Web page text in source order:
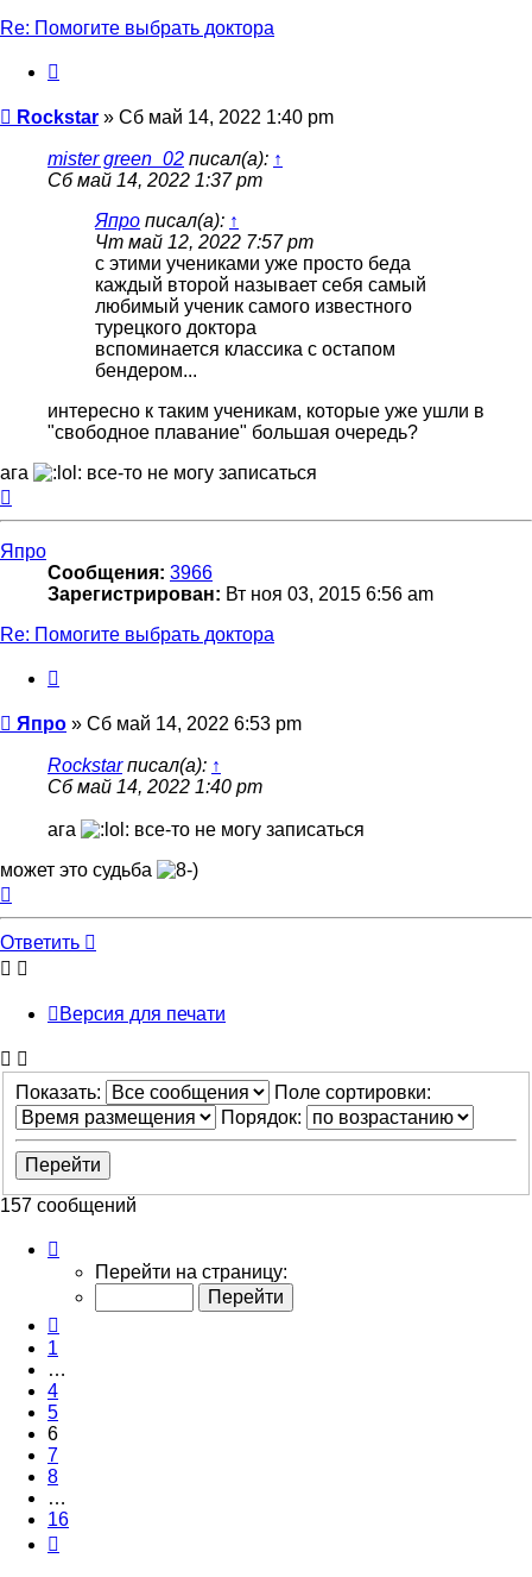
Re: Помогите выбрать доктора
Сообщение
Rockstar » Сб май 14, 2022 1:40 pm
mister green_02 писал(а): ↑
Сб май 14, 2022 1:37 pm
Япро писал(а): ↑
Чт май 12, 2022 7:57 pm
с этими учениками уже просто беда
каждый второй называет себя самый
любимый ученик самого известного
турецкого доктора
вспоминается классика с остапом
бендером...
интересно к таким ученикам, которые уже ушли в
"свободное плавание" большая очередь?
ага
все-то не могу записаться
Япро
Сообщения: 3966
Зарегистрирован: Вт ноя 03, 2015 6:56 am
Re: Помогите выбрать доктора
Сообщение
Япро » Сб май 14, 2022 6:53 pm
Rockstarписал(а): ↑
Сб май 14, 2022 1:40 pm
ага
все-то не могу записаться
может это судьба
началу
Ответить
Версия для печати
Показать:
Поле сортировки:
Порядок:
157 сообщений
16
Перейти на страницу:
1
…
4
5
6
7
8
…
16